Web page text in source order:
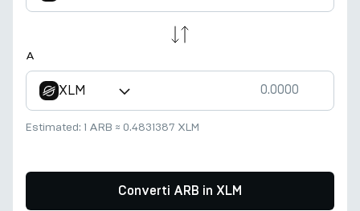
A
XLM
Estimated: 1 ARB ≈ 0.4831387 XLM
Converti ARB in XLM